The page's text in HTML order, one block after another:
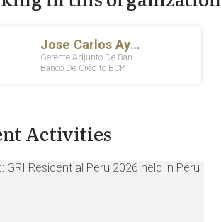
Activities